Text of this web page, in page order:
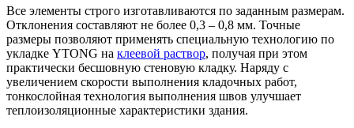
Все элементы строго изготавливаются по заданным размерам.
Отклонения составляют не более 0,3 – 0,8 мм. Точные
размеры позволяют применять специальную технологию по
укладке YTONG на клеевой раствор, получая при этом
практически бесшовную стеновую кладку. Наряду с
увеличением скорости выполнения кладочных работ,
тонкослойная технология выполнения швов улучшает
теплоизоляционные характеристики здания.